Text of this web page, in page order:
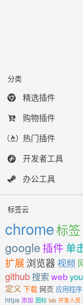
分类
精选插件
购物插件
热门插件
开发者工具
办公工具
标签云
chrome标签
google 插件 单
扩展浏览器 视频
github搜索web
定义 下载 网页 应用程序
https 添加 图标 tab 开发人员